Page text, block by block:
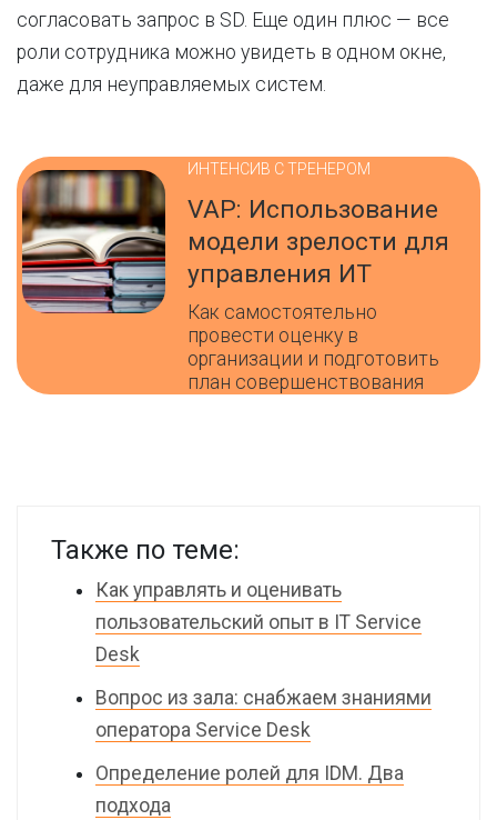
согласовать запрос в SD. Еще один плюс — все
роли сотрудника можно увидеть в одном окне,
даже для неуправляемых систем.
ИНТЕНСИВ С ТРЕНЕРОМ
VAP: Использование
модели зрелости для
управления ИТ
Как самостоятельно
провести оценку в
организации и подготовить
план совершенствования
Также по теме:
Как управлять и оценивать
пользовательский опыт в IT Service
Desk
Вопрос из зала: снабжаем знаниями
оператора Service Desk
Определение ролей для IDM. Два
подхода